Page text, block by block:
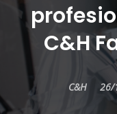
C&H
C&H 26/